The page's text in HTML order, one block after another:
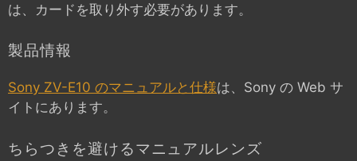
は、カードを取り外す必要があります。
製品情報
Sony ZV-E10 のマニュアルと仕様は、Sony の Web サ
イトにあります。
ちらつきを避けるマニュアルレンズ